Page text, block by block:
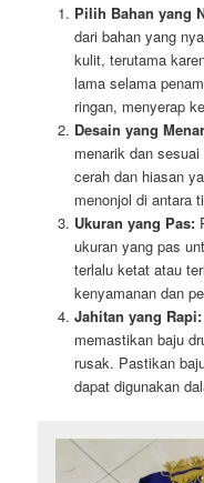
Pilih Bahan yang
dari bahan yang
kulit, terutama
lama selama
ringan, menyerap
Desain yang
menarik dan
cerah dan hiasan
menonjol di antara
Ukuran yang Pas:
ukuran yang pas
terlalu ketat atau
kenyamanan dan
Jahitan yang Rapi:
memastikan baju
rusak. Pastikan
dapat digunakan